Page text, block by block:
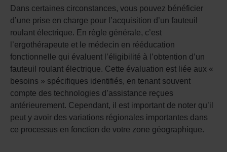
Dans certaines circonstances, vous pouvez bénéficier
d’une prise en charge pour l’acquisition d’un fauteuil
roulant électrique. En règle générale, c’est
l’ergothérapeute et le médecin en rééducation
fonctionnelle qui évaluent l’éligibilité à l’obtention d’un
fauteuil roulant électrique. Cette évaluation est liée aux «
besoins » spécifiques identifiés, en tenant souvent
compte des technologies d’assistance reçues
antérieurement. Cependant, il est important de noter qu’il
peut y avoir des variations régionales importantes dans
ce processus en fonction de votre zone géographique.